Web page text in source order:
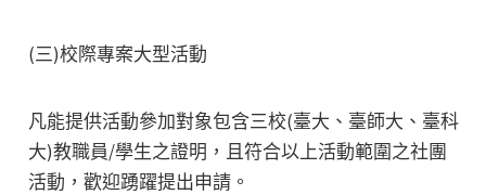
(三)校際專案大型活動
凡能提供活動參加對象包含三校(臺大、臺師大、臺科
大)教職員/學生之證明，且符合以上活動範圍之社團
活動，歡迎踴躍提出申請。